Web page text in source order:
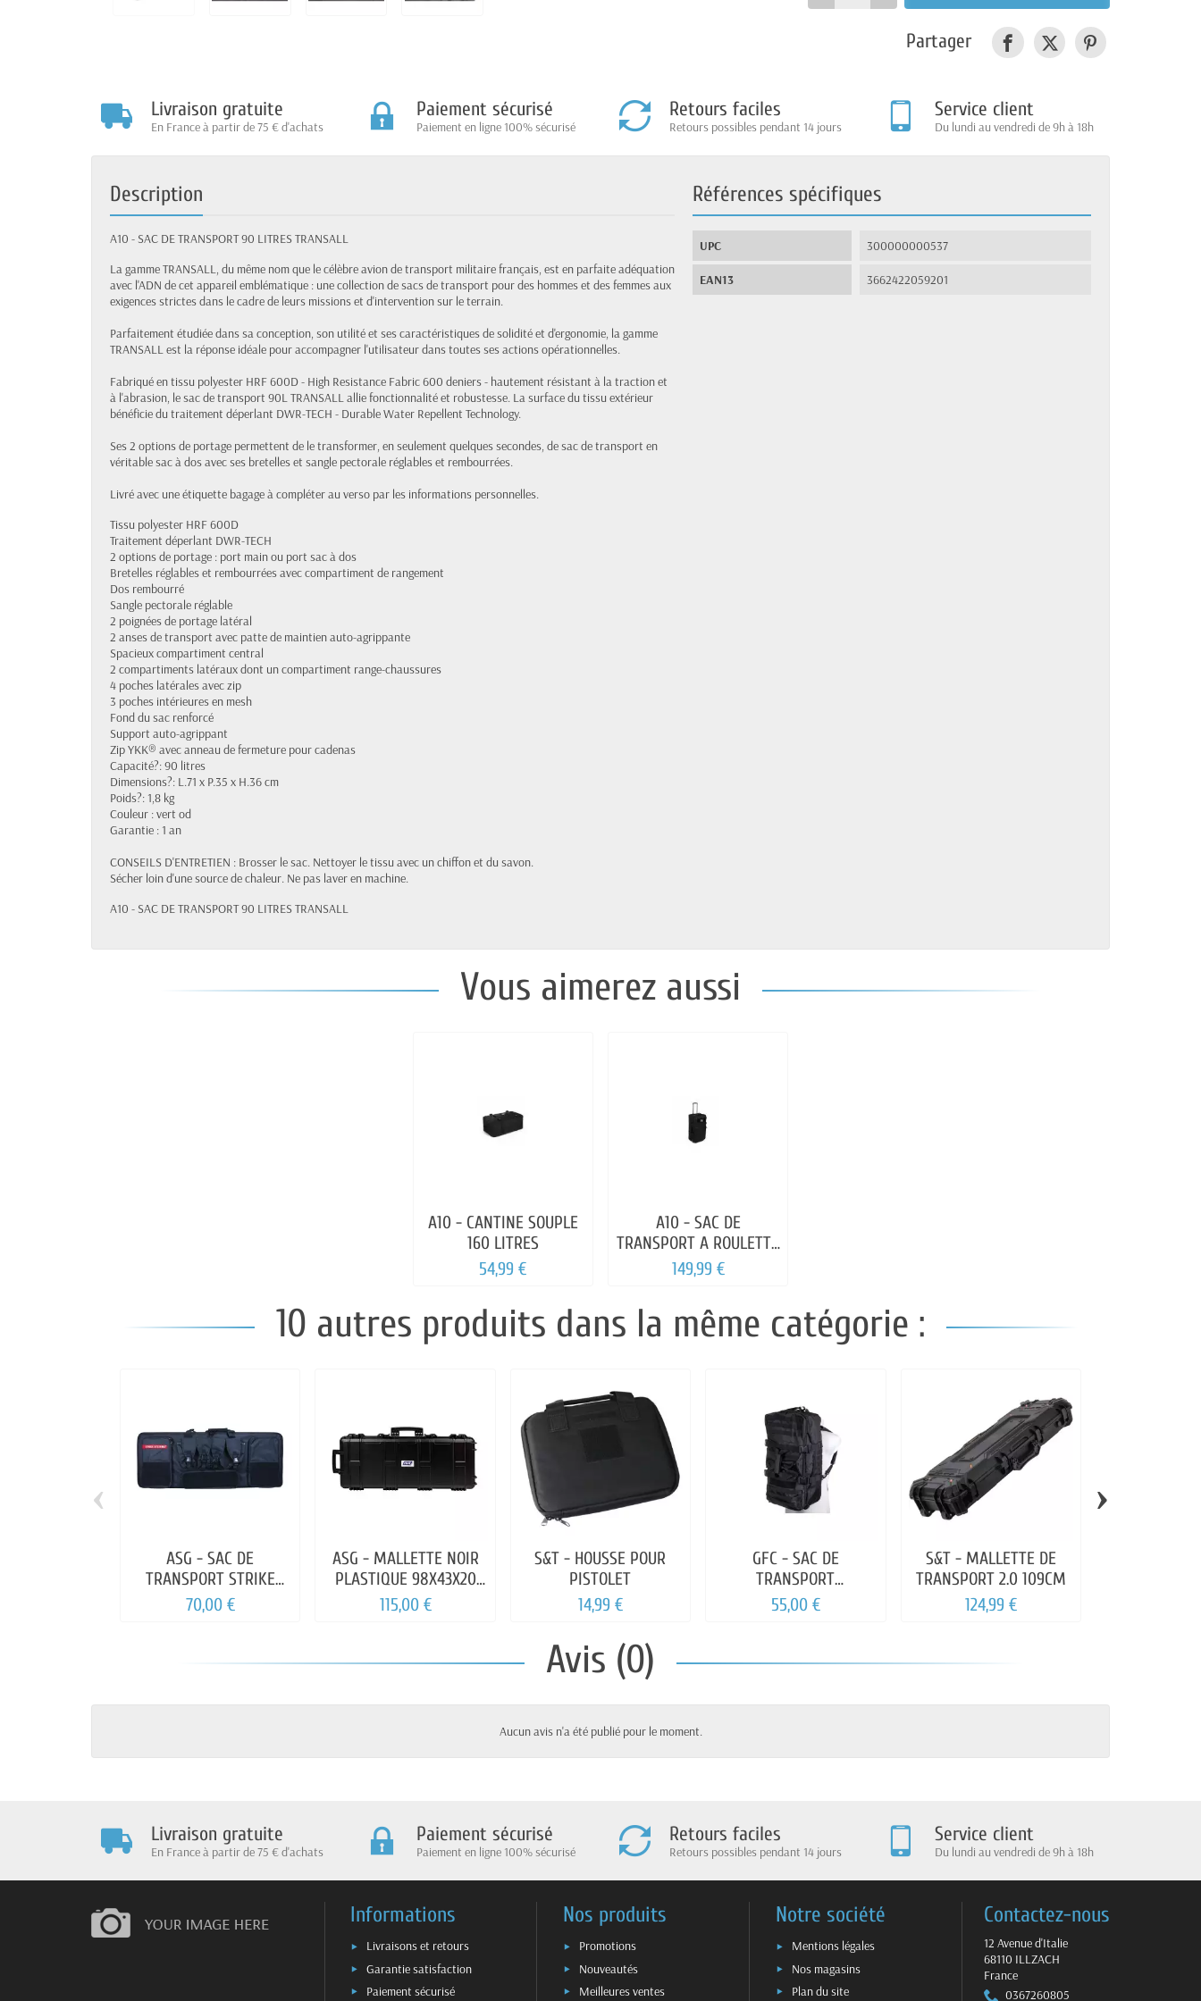
Partager
Livraison gratuite
En France à partir de 75 € d'achats
Paiement sécurisé
Paiement en ligne 100% sécurisé
Retours faciles
Retours possibles pendant 14 jours
Service client
Du lundi au vendredi de 9h à 18h
Description
A10 - SAC DE TRANSPORT 90 LITRES TRANSALL
La gamme TRANSALL, du même nom que le célèbre avion de transport militaire français, est en parfaite adéquation
avec l'ADN de cet appareil emblématique : une collection de sacs de transport pour des hommes et des femmes aux
exigences strictes dans le cadre de leurs missions et d'intervention sur le terrain.
Parfaitement étudiée dans sa conception, son utilité et ses caractéristiques de solidité et d'ergonomie, la gamme
TRANSALL est la réponse idéale pour accompagner l'utilisateur dans toutes ses actions opérationnelles.
Fabriqué en tissu polyester HRF 600D - High Resistance Fabric 600 deniers - hautement résistant à la traction et
à l'abrasion, le sac de transport 90L TRANSALL allie fonctionnalité et robustesse. La surface du tissu extérieur
bénéficie du traitement déperlant DWR-TECH - Durable Water Repellent Technology.
Ses 2 options de portage permettent de le transformer, en seulement quelques secondes, de sac de transport en
véritable sac à dos avec ses bretelles et sangle pectorale réglables et rembourrées.
Livré avec une étiquette bagage à compléter au verso par les informations personnelles.
Tissu polyester HRF 600D
Traitement déperlant DWR-TECH
2 options de portage : port main ou port sac à dos
Bretelles réglables et rembourrées avec compartiment de rangement
Dos rembourré
Sangle pectorale réglable
2 poignées de portage latéral
2 anses de transport avec patte de maintien auto-agrippante
Spacieux compartiment central
2 compartiments latéraux dont un compartiment range-chaussures
4 poches latérales avec zip
3 poches intérieures en mesh
Fond du sac renforcé
Support auto-agrippant
Zip YKK® avec anneau de fermeture pour cadenas
Capacité?: 90 litres
Dimensions?: L.71 x P.35 x H.36 cm
Poids?: 1,8 kg
Couleur : vert od
Garantie : 1 an
CONSEILS D'ENTRETIEN : Brosser le sac. Nettoyer le tissu avec un chiffon et du savon.
Sécher loin d'une source de chaleur. Ne pas laver en machine.
A10 - SAC DE TRANSPORT 90 LITRES TRANSALL
Références spécifiques
UPC 300000000537
EAN13 3662422059201
Vous aimerez aussi
A10 - CANTINE SOUPLE
160 LITRES
54,99 €
A10 - SAC DE
TRANSPORT A ROULETTE
120 L
149,99 €
10 autres produits dans la même catégorie :
ASG - SAC DE
TRANSPORT STRIKE
SYSTEM XL
70,00 €
ASG - MALLETTE NOIR
PLASTIQUE 98X43X20
CM
115,00 €
S&T - HOUSSE POUR
PISTOLET
14,99 €
GFC - SAC DE
TRANSPORT
MULTIFONCTION
55,00 €
S&T - MALLETTE DE
TRANSPORT 2.0 109CM
124,99 €
‹ ›
Avis (0)
Aucun avis n'a été publié pour le moment.
Livraison gratuite
En France à partir de 75 € d'achats
Paiement sécurisé
Paiement en ligne 100% sécurisé
Retours faciles
Retours possibles pendant 14 jours
Service client
Du lundi au vendredi de 9h à 18h
Informations
Livraisons et retours
Garantie satisfaction
Paiement sécurisé
Nos produits
Promotions
Nouveautés
Meilleures ventes
Notre société
Mentions légales
Nos magasins
Plan du site
Contactez-nous
12 Avenue d'Italie
68110 ILLZACH
France
0367260805